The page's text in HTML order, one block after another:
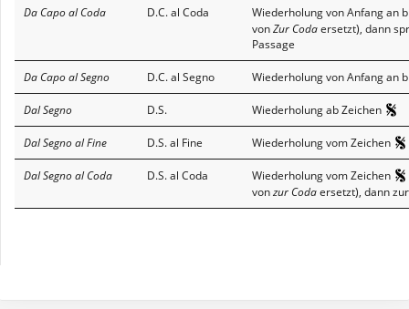
Da Capo al Coda D.C. al Coda
Wiederholung von Anfang an
vonZur Codaersetzt), dann
Passage
Da Capo al Segno D.C. al Segno Wiederholung von Anfang an
Dal Segno D.S. Wiederholung ab Zeichen
Dal Segno al Fine D.S. al Fine Wiederholung vom Zeichen
Dal Segno al Coda D.S. al Coda Wiederholung vom Zeichen
vonzur Codaersetzt), dann